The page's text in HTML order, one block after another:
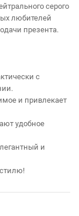
серого
любителей
презента.
с
и привлекает
удобное
и